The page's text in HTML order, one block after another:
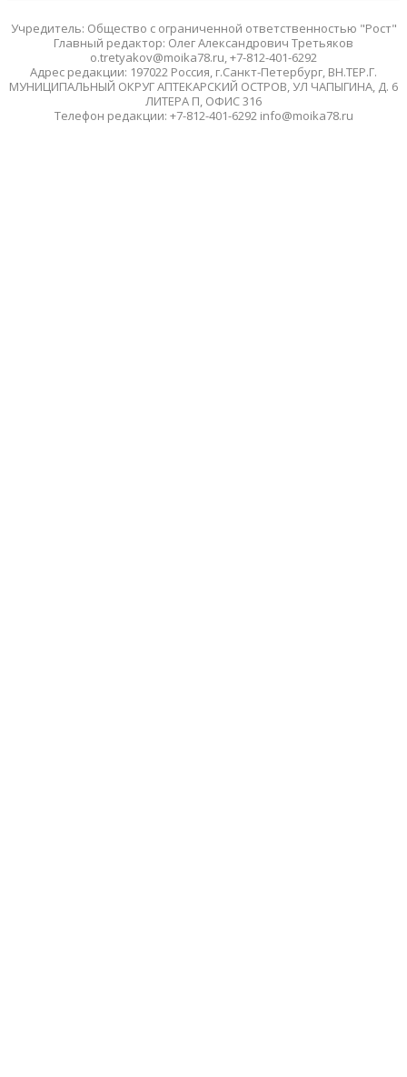
Учредитель: Общество с ограниченной ответственностью "Рост"
Главный редактор: Олег Александрович Третьяков
o.tretyakov@moika78.ru, +7-812-401-6292
Адрес редакции: 197022 Россия, г.Санкт-Петербург, ВН.ТЕР.Г.
МУНИЦИПАЛЬНЫЙ ОКРУГ АПТЕКАРСКИЙ ОСТРОВ, УЛ ЧАПЫГИНА, Д. 6
ЛИТЕРА П, ОФИС 316
Телефон редакции: +7-812-401-6292 info@moika78.ru